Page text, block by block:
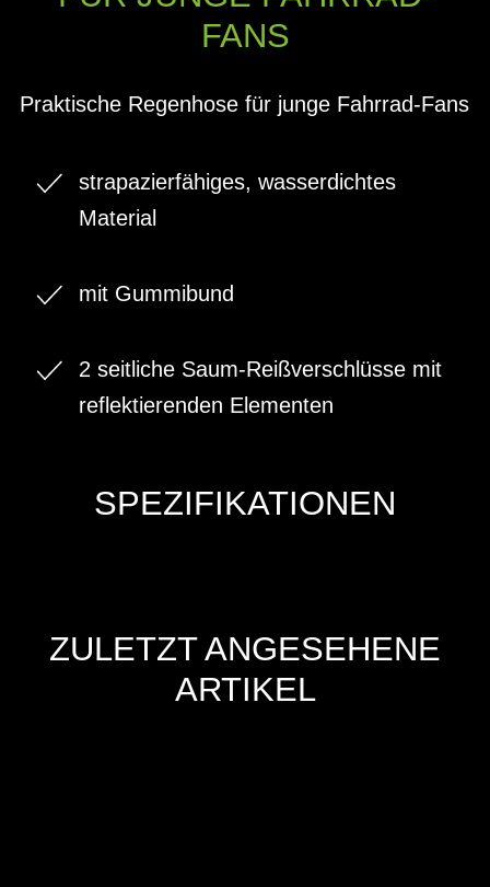
FANS
Praktische Regenhose für junge Fahrrad-Fans
strapazierfähiges, wasserdichtes
Material
mit Gummibund
2 seitliche Saum-Reißverschlüsse mit
reflektierenden Elementen
SPEZIFIKATIONEN
ZULETZT ANGESEHENE
ARTIKEL